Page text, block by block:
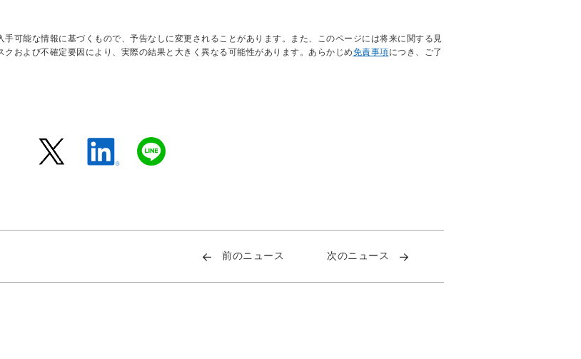
可能な情報に基づくもので、予告なしに変更されることがあります。また、このページには将来に関する見
および不確定要因により、実際の結果と大きく異なる可能性があります。あらかじめ免責事項につき、ご了
前のニュース 次のニュース